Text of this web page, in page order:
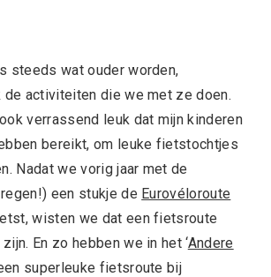
steeds wat ouder worden,
de activiteiten die we met ze doen.
verrassend leuk dat mijn kinderen
bereikt, om leuke fietstochtjes
Nadat we vorig jaar met de
een stukje de Eurovéloroute
wisten we dat een fietsroute
En zo hebben we in het ‘Andere
superleuke fietsroute bij